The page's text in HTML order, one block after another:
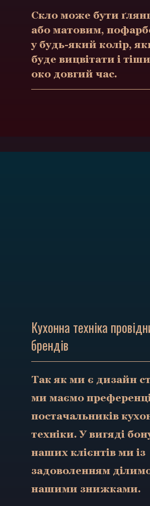
Скло може бути
або матовим,
у будь-який колір,
буде вицвітати і
око довгий час.
Кухонна техніка
брендів
Так як ми є дизайн
ми маємо
постачальників
техніки. У вигяді
наших клієнтів ми із
задоволенням
нашими знижками.